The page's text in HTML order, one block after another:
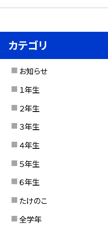
カテゴリ
お知らせ
１年生
２年生
３年生
４年生
５年生
６年生
たけのこ
全学年